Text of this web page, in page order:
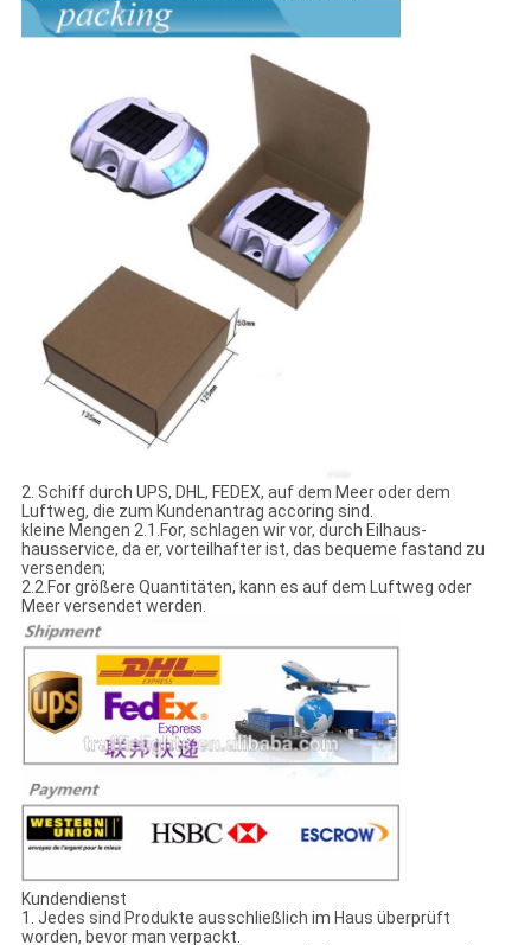
2. Schiff durch UPS, DHL, FEDEX, auf dem Meer oder dem
Luftweg, die zum Kundenantrag accoring sind.
kleine Mengen 2.1.For, schlagen wir vor, durch Eilhaus-
hausservice, da er, vorteilhafter ist, das bequeme fastand zu
versenden;
2.2.For größere Quantitäten, kann es auf dem Luftweg oder
Meer versendet werden.
Kundendienst
1. Jedes sind Produkte ausschließlich im Haus überprüft
worden, bevor man verpackt.